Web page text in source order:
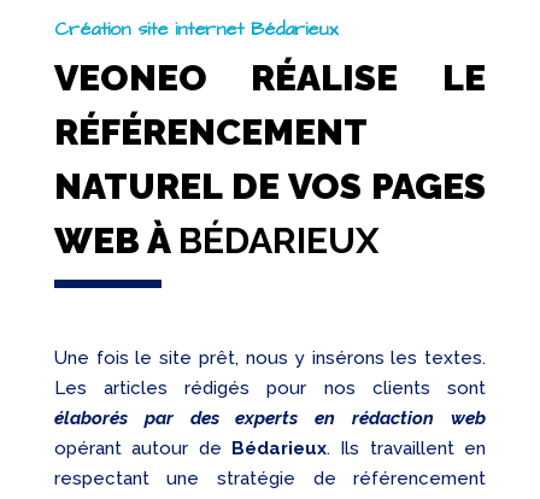
Création site internet Bédarieux
VEONEO RÉALISE LE
RÉFÉRENCEMENT
NATUREL DE VOS PAGES
WEB À BÉDARIEUX
Une fois le site prêt, nous y insérons les textes.
Les articles rédigés pour nos clients sont
élaborés par des experts en rédaction web
opérant autour de Bédarieux. Ils travaillent en
respectant une stratégie de référencement